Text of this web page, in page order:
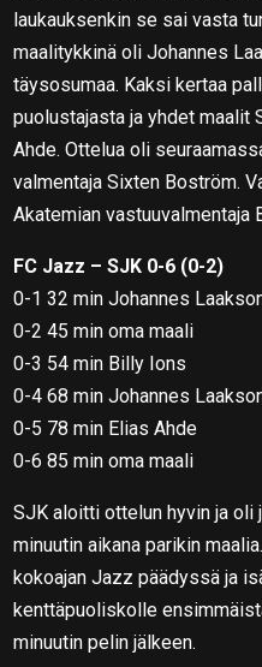
laukauksenkin se sai vasta
maalitykkinä oli Johannes
täysosumaa. Kaksi kertaa
puolustajasta ja yhdet maalit
Ahde. Ottelua oli
valmentaja Sixten Boström.
Akatemian vastuuvalmentaja
FC Jazz – SJK 0-6 (0-2)
0-1 32 min Johannes
0-2 45 min oma maali
0-3 54 min Billy Ions
0-4 68 min Johannes
0-5 78 min Elias Ahde
0-6 85 min oma maali
SJK aloitti ottelun hyvin ja
minuutin aikana parikin
kokoajan Jazz päädyssä ja
kenttäpuoliskolle
minuutin pelin jälkeen.